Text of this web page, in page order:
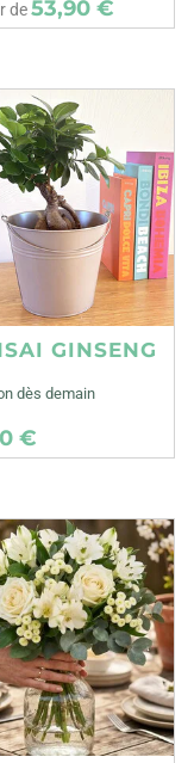
de53,90 €
GINSENG
dès demain
€